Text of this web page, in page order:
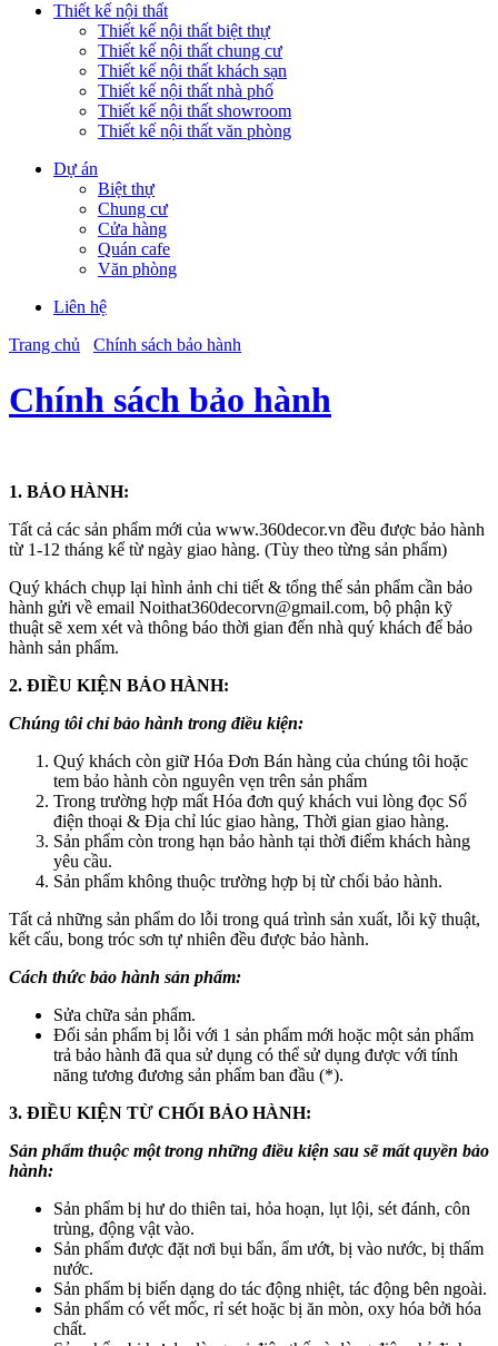
Thiết kế nội thất
Thiết kế nội thất biệt thự
Thiết kế nội thất chung cư
Thiết kế nội thất khách sạn
Thiết kế nội thất nhà phố
Thiết kế nội thất showroom
Thiết kế nội thất văn phòng
Dự án
Biệt thự
Chung cư
Cửa hàng
Quán cafe
Văn phòng
Liên hệ
Trang chủ
Chính sách bảo hành
Chính sách bảo hành
1. BẢO HÀNH:
Tất cả các sản phẩm mới của www.360decor.vn đều được bảo hành
từ 1-12 tháng kể từ ngày giao hàng. (Tùy theo từng sản phẩm)
Quý khách chụp lại hình ảnh chi tiết & tổng thể sản phẩm cần bảo
hành gửi về email Noithat360decorvn@gmail.com, bộ phận kỹ
thuật sẽ xem xét và thông báo thời gian đến nhà quý khách để bảo
hành sản phẩm.
2. ĐIỀU KIỆN BẢO HÀNH:
Chúng tôi chỉ bảo hành trong điều kiện:
Quý khách còn giữ Hóa Đơn Bán hàng của chúng tôi hoặc
tem bảo hành còn nguyên vẹn trên sản phẩm
Trong trường hợp mất Hóa đơn quý khách vui lòng đọc Số
điện thoại & Địa chỉ lúc giao hàng, Thời gian giao hàng.
Sản phẩm còn trong hạn bảo hành tại thời điểm khách hàng
yêu cầu.
Sản phẩm không thuộc trường hợp bị từ chối bảo hành.
Tất cả những sản phẩm do lỗi trong quá trình sản xuất, lỗi kỹ thuật,
kết cấu, bong tróc sơn tự nhiên đều được bảo hành.
Cách thức bảo hành sản phẩm:
Sửa chữa sản phẩm.
Đổi sản phẩm bị lỗi với 1 sản phẩm mới hoặc một sản phẩm
trả bảo hành đã qua sử dụng có thể sử dụng được với tính
năng tương đương sản phẩm ban đầu (*).
3. ĐIỀU KIỆN TỪ CHỐI BẢO HÀNH:
Sản phẩm thuộc một trong những điều kiện sau sẽ mất quyền bảo
hành:
Sản phẩm bị hư do thiên tai, hỏa hoạn, lụt lội, sét đánh, côn
trùng, động vật vào.
Sản phẩm được đặt nơi bụi bẩn, ẩm ướt, bị vào nước, bị thấm
nước.
Sản phẩm bị biến dạng do tác động nhiệt, tác động bên ngoài.
Sản phẩm có vết mốc, rỉ sét hoặc bị ăn mòn, oxy hóa bởi hóa
chất.